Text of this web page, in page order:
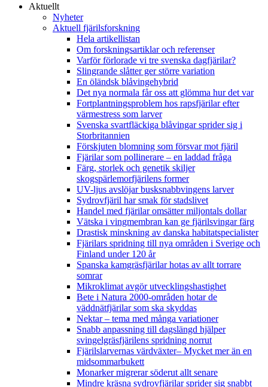
Aktuellt
Nyheter
Aktuell fjärilsforskning
Hela artikellistan
Om forskningsartiklar och referenser
Varför förlorade vi tre svenska dagfjärilar?
Slingrande slåtter ger större variation
En öländsk blåvingehybrid
Det nya normala får oss att glömma hur det var
Fortplantningsproblem hos rapsfjärilar efter
värmestress som larver
Svenska svartfläckiga blåvingar sprider sig i
Storbritannien
Förskjuten blomning som försvar mot fjäril
Fjärilar som pollinerare – en laddad fråga
Färg, storlek och genetik skiljer
skogspärlemorfjärilens former
UV-ljus avslöjar busksnabbvingens larver
Sydrovfjäril har smak för stadslivet
Handel med fjärilar omsätter miljontals dollar
Vätska i vingmembran kan ge fjärilsvingar färg
Drastisk minskning av danska habitatspecialister
Fjärilars spridning till nya områden i Sverige och
Finland under 120 år
Spanska kamgräsfjärilar hotas av allt torrare
somrar
Mikroklimat avgör utvecklingshastighet
Bete i Natura 2000-områden hotar de
väddnätfjärilar som ska skyddas
Nektar – tema med många variationer
Snabb anpassning till dagslängd hjälper
svingelgräsfjärilens spridning norrut
Fjärilslarvernas värdväxter– Mycket mer än en
midsommarbukett
Monarker migrerar söderut allt senare
Mindre kräsna sydrovfjärilar sprider sig snabbt